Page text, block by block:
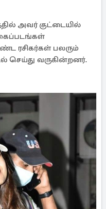
அவர் குட்டையில்
ரசிகர்கள் பலரும்
செய்து வருகின்றனர்.